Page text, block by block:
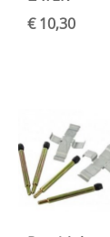
€ 10,30